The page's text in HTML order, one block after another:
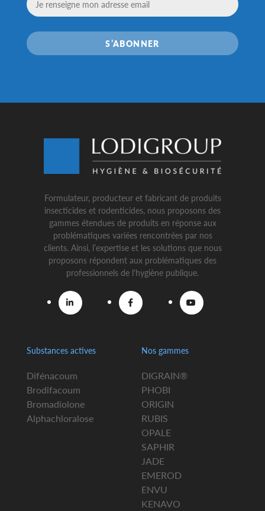
S’ABONNER
Formulateur, producteur et fabricant de produits
insecticides et rodenticides, nous proposons des
gammes étendues de produits en réponse aux
problématiques variées rencontrées par nos
clients. Ainsi, l’expertise et les solutions que nous
proposons répondent aux problématiques des
professionnels de l'hygiène publique.
Substances actives
Difénacoum
Brodifacoum
Bromadiolone
Alphachloralose
Nos gammes
DIGRAIN®
PHOBI
ORIGIN
RUBIS
OPALE
SAPHIR
JADE
EMEROD
ENVU
KENAVO